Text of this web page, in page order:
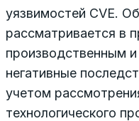
уязвимостей CVE.
рассматривается в
производственным
негативные
учетом
технологического